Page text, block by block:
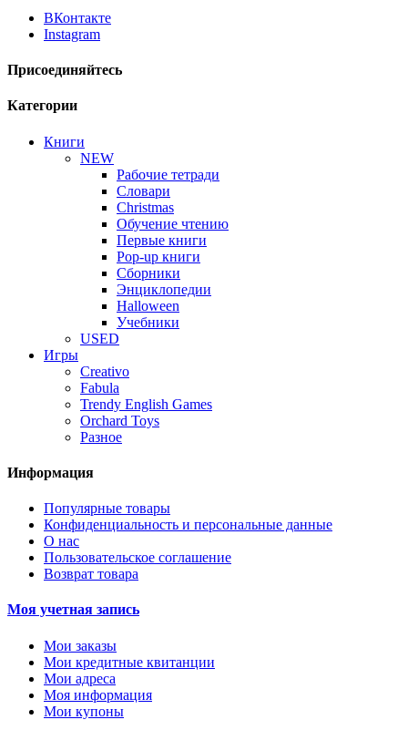
ВКонтакте
Instagram
Присоединяйтесь
Категории
Книги
NEW
Рабочие тетради
Словари
Christmas
Обучение чтению
Первые книги
Pop-up книги
Сборники
Энциклопедии
Halloween
Учебники
USED
Игры
Creativo
Fabula
Trendy English Games
Orchard Toys
Разное
Информация
Популярные товары
Конфиденциальность и персональные данные
О нас
Пользовательское соглашение
Возврат товара
Моя учетная запись
Мои заказы
Мои кредитные квитанции
Мои адреса
Моя информация
Мои купоны